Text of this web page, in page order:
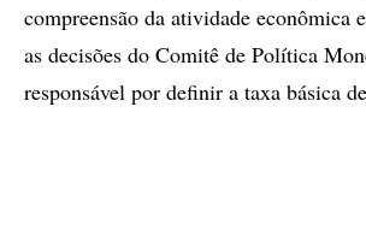
compreensão da atividade econômica
as decisões do Comitê de Política
responsável por definir a taxa básica